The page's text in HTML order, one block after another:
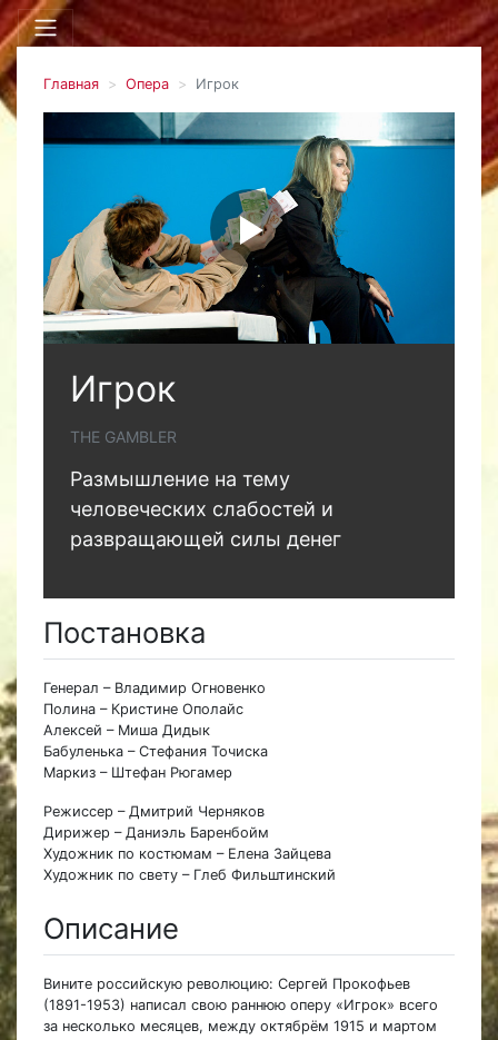
Главная Опера Игрок
Игрок
THE GAMBLER
Размышление на тему
человеческих слабостей и
развращающей силы денег
Постановка
Генерал – Владимир Огновенко
Полина – Кристине Ополайс
Алексей – Миша Дидык
Бабуленька – Стефания Точиска
Маркиз – Штефан Рюгамер
Режиссер – Дмитрий Черняков
Дирижер – Даниэль Баренбойм
Художник по костюмам – Елена Зайцева
Художник по свету – Глеб Фильштинский
Описание
Вините российскую революцию: Сергей Прокофьев
(1891-1953) написал свою раннюю оперу «Игрок» всего
за несколько месяцев, между октябрём 1915 и мартом